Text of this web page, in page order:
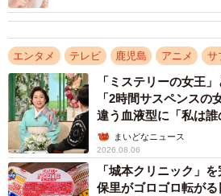
エンタメ テレビ 鹿児島 アニメ サ
「ミステリーの女王
「2時間サスペンス
違う血液型に「私は
屋】まいどなニュース
2026.08.06
「城本クリニック」
保里がゴロゴロ転が